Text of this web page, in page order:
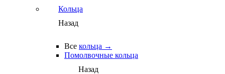
Кольца
Назад
Все кольца →
Помолвочные кольца
Назад